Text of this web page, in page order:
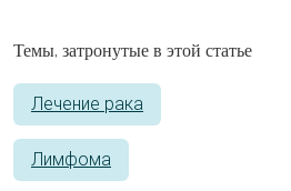
Темы, затронутые в этой статье
Лечение рака
Лимфома